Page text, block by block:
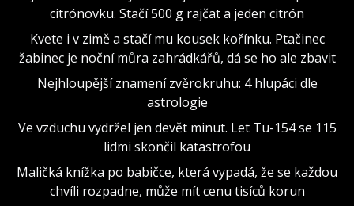
citrónovku. Stačí 500 g rajčat a jeden citrón
Kvete i v zimě a stačí mu kousek kořínku. Ptačinec
žabinec je noční můra zahrádkářů, dá se ho ale zbavit
Nejhloupější znamení zvěrokruhu: 4 hlupáci dle
astrologie
Ve vzduchu vydržel jen devět minut. Let Tu-154 se 115
lidmi skončil katastrofou
Maličká knížka po babičce, která vypadá, že se každou
chvíli rozpadne, může mít cenu tisíců korun